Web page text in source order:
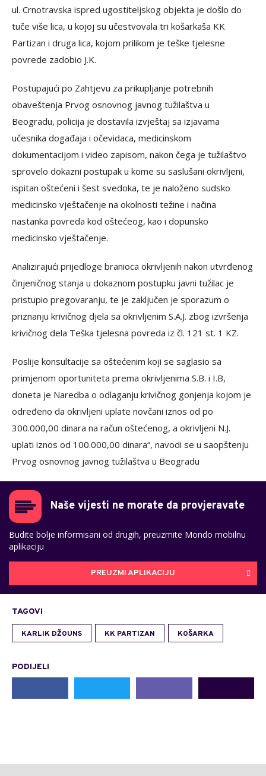
ul. Crnotravska ispred ugostiteljskog objekta je došlo do
tuče više lica, u kojoj su učestvovala tri košarkaša KK
Partizan i druga lica, kojom prilikom je teške tjelesne
povrede zadobio J.K.
Postupajući po Zahtjevu za prikupljanje potrebnih
obaveštenja Prvog osnovnog javnog tužilaštva u
Beogradu, policija je dostavila izvještaj sa izjavama
učesnika događaja i očevidaca, medicinskom
dokumentacijom i video zapisom, nakon čega je tužilaštvo
sprovelo dokazni postupak u kome su saslušani okrivljeni,
ispitan oštećeni i šest svedoka, te je naloženo sudsko
medicinsko vještačenje na okolnosti težine i načina
nastanka povreda kod oštećeog, kao i dopunsko
medicinsko vještačenje.
Analizirajući prijedloge branioca okrivljenih nakon utvrđenog
činjeničnog stanja u dokaznom postupku javni tužilac je
pristupio pregovaranju, te je zaključen je sporazum o
priznanju krivičnog djela sa okrivljenim S.A.J. zbog izvršenja
krivičnog dela Teška tjelesna povreda iz čl. 121 st. 1 KZ.
Poslije konsultacije sa oštećenim koji se saglasio sa
primjenom oportuniteta prema okrivljenima S.B. i I.B,
doneta je Naredba o odlaganju krivičnog gonjenja kojom je
određeno da okrivljeni uplate novčani iznos od po
300.000,00 dinara na račun oštećenog, a okrivljeni N.J.
uplati iznos od 100.000,00 dinara“, navodi se u saopštenju
Prvog osnovnog javnog tužilaštva u Beogradu
Naše vijesti ne morate da provjeravate
Budite bolje informisani od drugih, preuzmite Mondo mobilnu
aplikaciju
PREUZMI APLIKACIJU
TAGOVI
KARLIK DŽOUNS KK PARTIZAN KOŠARKA
PODIJELI